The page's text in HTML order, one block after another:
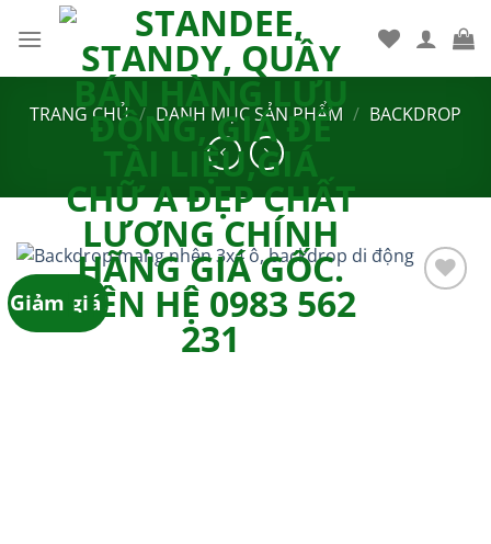
qua
TRANG CHỦ / DANH MỤC SẢN PHẨM / BACKDROP
Giảm giá!